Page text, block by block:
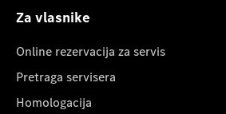
Za vlasnike
Online rezervacija za servis
Pretraga servisera
Homologacija